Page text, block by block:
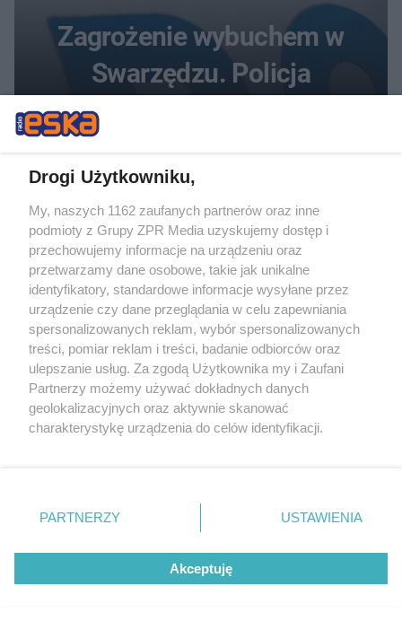
Zagrożenie wybuchem w
Swarzędzu. Policja
zatrzymała 35-latka, który
zgłosił ładunek w swoim
aucie
Oszustwo w powiecie
trzebnickim. Małżeństwo
Drogi Użytkowniku,
My, naszych 1162 zaufanych partnerów oraz inne
podmioty z Grupy ZPR Media uzyskujemy dostęp i
przechowujemy informacje na urządzeniu oraz
przetwarzamy dane osobowe, takie jak unikalne
identyfikatory, standardowe informacje wysyłane przez
urządzenie czy dane przeglądania w celu zapewniania
spersonalizowanych reklam, wybór spersonalizowanych
treści, pomiar reklam i treści, badanie odbiorców oraz
ulepszanie usług. Za zgodą Użytkownika my i Zaufani
Partnerzy możemy używać dokładnych danych
geolokalizacyjnych oraz aktywnie skanować
charakterystykę urządzenia do celów identyfikacji.
zmienić/wycofać klikając przycisk ustawień prywatności
znajdujący się w lewym dolnym rogu strony
rodzaje przetwarzania danych nie wymagają zgody
użytkownika, ale masz prawo sprzeciwić się takiemu
przetwarzaniu. Preferencje będą miały zastosowanie tylko
PARTNERZY USTAWIENIA
Akceptuję